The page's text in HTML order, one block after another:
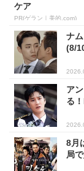
ケア
PR(ゲラン｜美的.com)
ナ
(8/
ア
る
8月
局